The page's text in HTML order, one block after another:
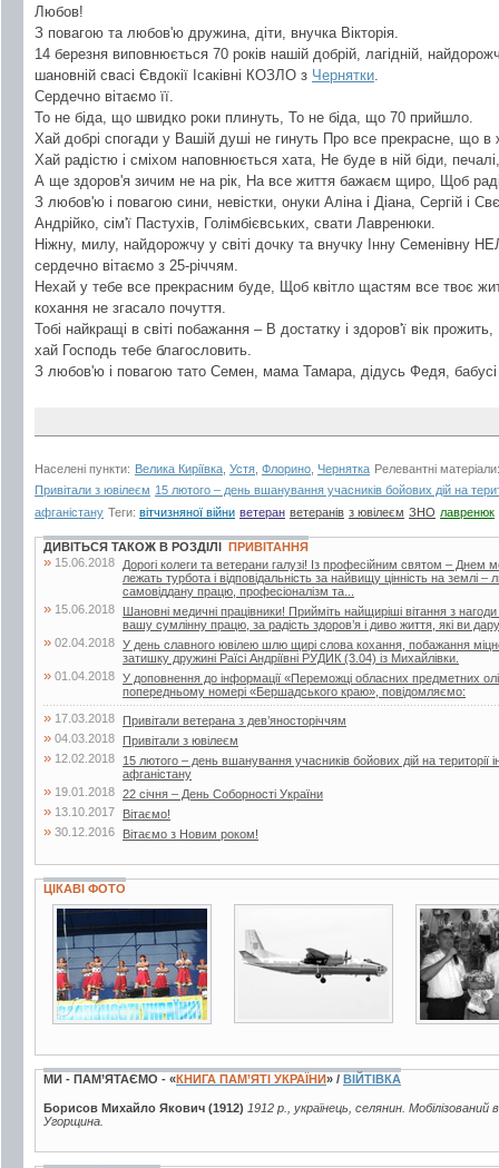
Любов!
З повагою та любов'ю дружина, діти, внучка Вікторія.
14 березня виповнюється 70 років нашій добрій, лагідній,
шановній свасі Євдокії Ісаківні КОЗЛО з Чернятки
Сердечно вітаємо її.
То не біда, що швидко роки плинуть, То не біда, що 70 прийшло.
Хай добрі спогади у Вашій душі не гинуть Про все прекрасне, що в
Хай радістю і сміхом наповнюється хата, Не буде в ній біди,
А ще здоров'я зичим не на рік, На все життя бажаєм щиро, Щоб
З любов'ю і повагою сини, невістки, онуки Аліна і Діана, Сергій і
Андрійко, сім'ї Пастухів, Голімбієвських, свати Лавренюки.
Ніжну, милу, найдорожчу у світі дочку та внучку Інну Семенівну
сердечно вітаємо з 25-річчям.
Нехай у тебе все прекрасним буде, Щоб квітло щастям все твоє
кохання не згасало почуття.
Тобі найкращі в світі побажання – В достатку і здоров'ї вік
хай Господь тебе благословить.
З любов'ю і повагою тато Семен, мама Тамара, дідусь Федя,
Населені пункти: Велика Киріївка Устя Флорино Чернятка Релевантні
Привітали з ювілеєм 15 лютого – день вшанування учасників бойових дій на
афганістану Теги: вітчизняної війни ветеран ветеранів з ювілеєм ЗНО лавренюк
ДИВІТЬСЯ ТАКОЖ В РОЗДІЛІ ПРИВІТАННЯ
» 15.06.2018
Дорогі колеги та ветерани галузі! Із професійним святом –
лежать турбота і відповідальність за найвищу цінність на землі
самовіддану працю, професіоналізм та...
» 15.06.2018
Шановні медичні працівники! Прийміть найщиріші вітання з
вашу сумлінну працю, за радість здоров’я і диво життя, які ви
» 02.04.2018 У день славного ювілею шлю щирі слова кохання, побажання
затишку дружині Раїсі Андріївні РУДИК (3.04) із Михайлівки.
» 01.04.2018 У доповнення до інформації «Переможці обласних предметних
попередньому номері «Бершадського краю», повідомляємо:
» 17.03.2018 Привітали ветерана з дев’яносторіччям
» 04.03.2018 Привітали з ювілеєм
» 12.02.2018
15 лютого – день вшанування учасників бойових дій на території
афганістану
» 19.01.2018 22 січня – День Соборності України
» 13.10.2017 Вітаємо!
» 30.12.2016 Вітаємо з Новим роком!
ЦІКАВІ ФОТО
4 фото
МИ - ПАМ’ЯТАЄМО - «КНИГА ПАМ’ЯТІ УКРАЇНИ» / ВІЙТІВКА
Борисов Михайло Якович (1912) 1912 р., українець, селянин.
Угорщина.